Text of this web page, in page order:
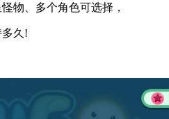
物、多个角色可选择，
久!